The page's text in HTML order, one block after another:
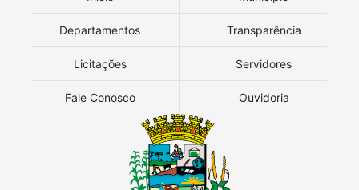
Departamentos Transparência
Licitações Servidores
Fale Conosco Ouvidoria